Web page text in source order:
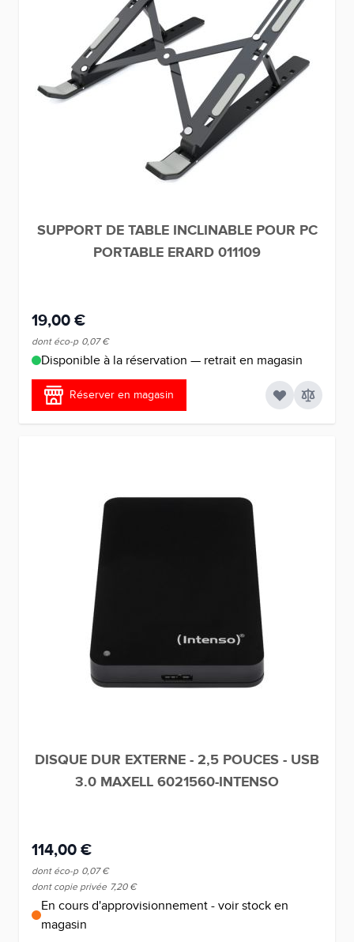
SUPPORT DE TABLE INCLINABLE POUR PC
PORTABLE ERARD 011109
19,00 €
dont éco-p 0,07 €
Disponible à la réservation — retrait en magasin
Réserver en magasin
DISQUE DUR EXTERNE - 2,5 POUCES - USB
3.0 MAXELL 6021560-INTENSO
114,00 €
dont éco-p 0,07 €
dont copie privée 7,20 €
En cours d'approvisionnement - voir stock en
magasin